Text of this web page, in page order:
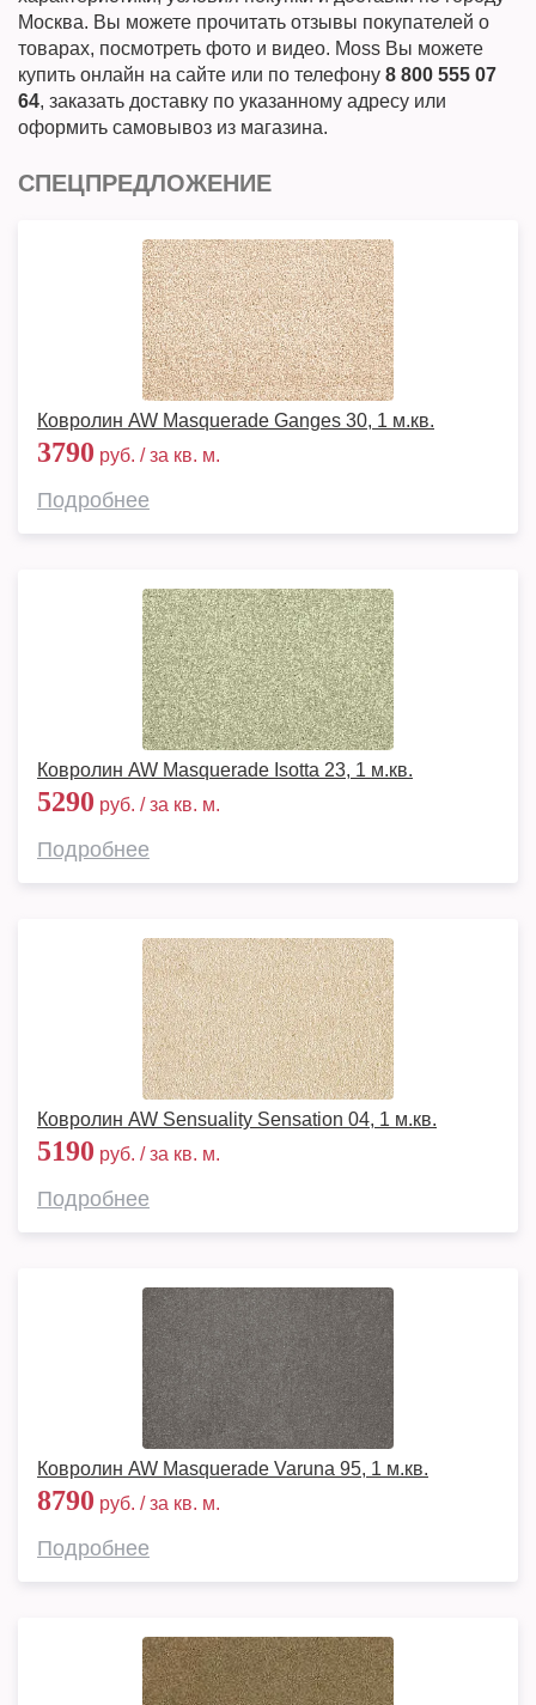
Москва. Вы можете прочитать отзывы покупателей о
товарах, посмотреть фото и видео. Moss Вы можете
купить онлайн на сайте или по телефону 8 800 555 07
64, заказать доставку по указанному адресу или
оформить самовывоз из магазина.
СПЕЦПРЕДЛОЖЕНИЕ
Ковролин AW Masquerade Ganges 30, 1 м.кв.
3790 руб. / за кв. м.
Подробнее
Ковролин AW Masquerade Isotta 23, 1 м.кв.
5290 руб. / за кв. м.
Подробнее
Ковролин AW Sensuality Sensation 04, 1 м.кв.
5190 руб. / за кв. м.
Подробнее
Ковролин AW Masquerade Varuna 95, 1 м.кв.
8790 руб. / за кв. м.
Подробнее